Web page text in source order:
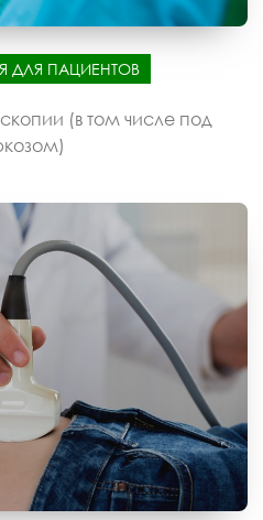
ДЛЯ ПАЦИЕНТОВ
(в том числе под